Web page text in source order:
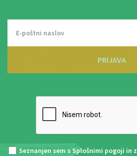
PRIJAVA
Seznanjen sem s Splošnimi pogoji in z